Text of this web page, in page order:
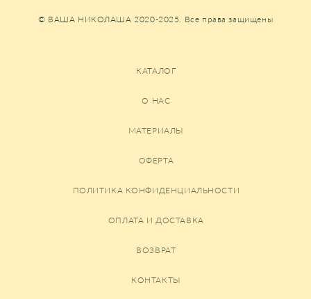
© ВАША НИКОЛАША 2020-2025. Все права защищены
КАТАЛОГ
О НАС
МАТЕРИАЛЫ
ОФЕРТА
ПОЛИТИКА КОНФИДЕНЦИАЛЬНОСТИ
ОПЛАТА И ДОСТАВКА
ВОЗВРАТ
КОНТАКТЫ